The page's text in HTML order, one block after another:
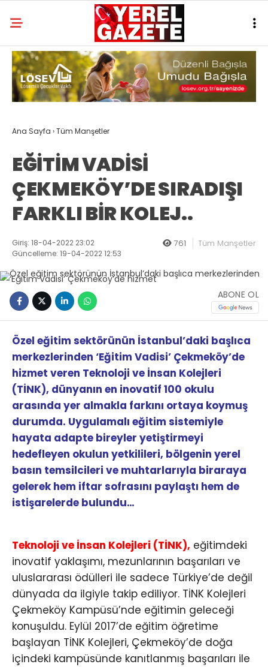
Ana Sayfa ›Tüm Manşetler
EĞİTİM VADİSİ
ÇEKMEKÖY’DE SIRADIŞI
FARKLI BİR KOLEJ..
Giriş: 18-04-2022 23:02
Güncelleme: 19-04-2022 12:53
761 Tüm Manşetler
ABONE OL
Özel eğitim sektörünün İstanbul’daki başlıca
merkezlerinden ‘Eğitim Vadisi’ Çekmeköy’de
hizmet veren Teknoloji ve İnsan Kolejleri
(TİNK), dünyanın en inovatif 100 okulu
arasında yer almakla farkını ortaya koymuş
durumda. Uygulamalı eğitim sistemiyle
hayata adapte bireyler yetiştirmeyi
hedefleyen okulun yetkilileri, bölgenin yerel
basın temsilcileri ve muhtarlarıyla biraraya
gelerek hem iftar sofrasını paylaştı hem de
istişarelerde bulundu…
Teknoloji ve İnsan Kolejleri (TİNK), eğitimdeki
inovatif yaklaşımı, mezunlarının başarıları ve
uluslararası ödülleri ile sadece Türkiye’de değil
dünyada da ilgiyle takip ediliyor. TİNK Kolejleri
Çekmeköy Kampüsü’nde eğitimin geleceği
konuşuldu. Eylül 2017’de eğitim öğretime
başlayan TİNK Kolejleri, Çekmeköy’de doğa
içindeki kampüsünde kanıtlanmış başarıları ile